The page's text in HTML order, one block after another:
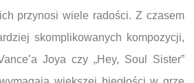
przynosi wiele radości. Z czasem
skomplikowanych kompozycji,
Joya czy „Hey, Soul Sister”